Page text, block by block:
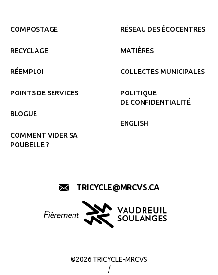
COMPOSTAGE
RECYCLAGE
RÉEMPLOI
POINTS DE SERVICES
BLOGUE
COMMENT VIDER SA
POUBELLE ?
RÉSEAU DES ÉCOCENTRES
MATIÈRES
COLLECTES MUNICIPALES
POLITIQUE
DE CONFIDENTIALITÉ
ENGLISH
TRICYCLE@MRCVS.CA
©2026 TRICYCLE-MRCVS
/